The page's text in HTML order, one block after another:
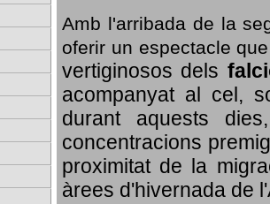
Amb l'arribada de la
oferir un espectacle
vertiginosos dels
acompanyat al cel,
durant aquests
concentracions
proximitat de la
àrees d'hivernada de